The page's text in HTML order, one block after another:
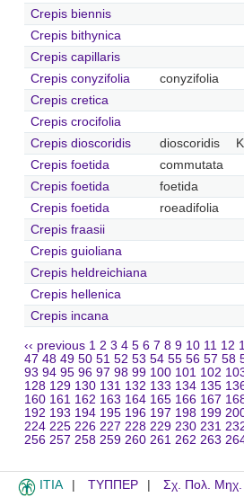
Crepis biennis
Crepis bithynica
Crepis capillaris
Crepis conyzifolia
conyzifolia
Crepis cretica
Crepis crocifolia
Crepis dioscoridis
dioscoridis
Crepis foetida
commutata
Crepis foetida
foetida
Crepis foetida
roeadifolia
Crepis fraasii
Crepis guioliana
Crepis heldreichiana
Crepis hellenica
Crepis incana
‹‹ previous 1 2 3 4 5 6 7 8 9 10 11 12
47 48 49 50 51 52 53 54 55 56 57 58
93 94 95 96 97 98 99 100 101 102
128 129 130 131 132 133 134 135
160 161 162 163 164 165 166 167
192 193 194 195 196 197 198 199
224 225 226 227 228 229 230 231
256 257 258 259 260 261 262 263
ITIA ΤΥΠΠΕΡ Σχ. Πολ.